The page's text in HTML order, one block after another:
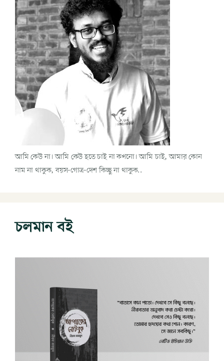
আমি কেউ না। আমি কেউ হতে চাই না কখনো। আমি চাই, আমার কোন
নাম না থাকুক, বয়স-গোত্র-দেশ কিচ্ছু না থাকুক..
চলমান বই